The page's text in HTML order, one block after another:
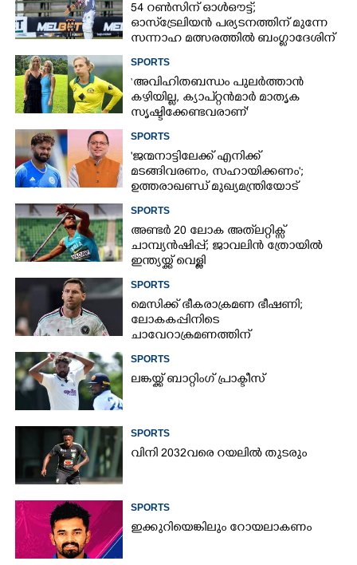
54 റൺസിന് ഓൾഔട്ട്;
ഓസ്‌ട്രേലിയൻ പര്യടനത്തിന് മുന്നേ
സന്നാഹ മത്സരത്തിൽ ബംഗ്ലാദേശിന്
ഒരേയൊരു താരം
SPORTS
‘അവിഹിതബന്ധം പുലർത്താൻ
കഴിയില്ല,​ ക്യാപ്റ്റൻമാർ മാതൃക
സൃഷ്ടിക്കേണ്ടവരാണ്'
താരത്തിന്റെ ഭാര്യ
SPORTS
'ജന്മനാട്ടിലേക്ക് എനിക്ക്
മടങ്ങിവരണം, സഹായിക്കണം';
ഉത്തരാഖണ്ഡ് മുഖ്യമന്ത്രിയോട്
SPORTS
അണ്ടർ 20 ലോക അത്‌ലറ്റിക്സ്
ചാമ്പ്യൻഷിപ്പ്; ജാവലിൻ ത്രോയിൽ
ഇന്ത്യയ്ക്ക് വെള്ളി
SPORTS
മെസിക്ക് ഭീകരാക്രമണ ഭീഷണി;
ലോകകപ്പിനിടെ
ചാവേറാക്രമണത്തിന്
SPORTS
ലങ്കയ്ക്ക് ബാറ്റിംഗ് പ്രാക്ടീസ്
SPORTS
വിനി 2032വരെ റയലിൽ തുടരും
SPORTS
ഇക്കുറിയെങ്കിലും റോയലാകണം